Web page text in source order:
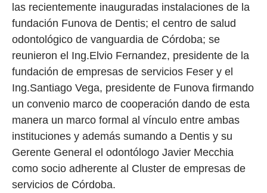
las recientemente inauguradas instalaciones de la
fundación Funova de Dentis; el centro de salud
odontológico de vanguardia de Córdoba; se
reunieron el Ing.Elvio Fernandez, presidente de la
fundación de empresas de servicios Feser y el
Ing.Santiago Vega, presidente de Funova firmando
un convenio marco de cooperación dando de esta
manera un marco formal al vínculo entre ambas
instituciones y además sumando a Dentis y su
Gerente General el odontólogo Javier Mecchia
como socio adherente al Cluster de empresas de
servicios de Córdoba.